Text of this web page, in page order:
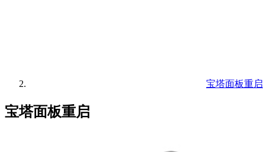
宝塔面板重启
宝塔面板重启